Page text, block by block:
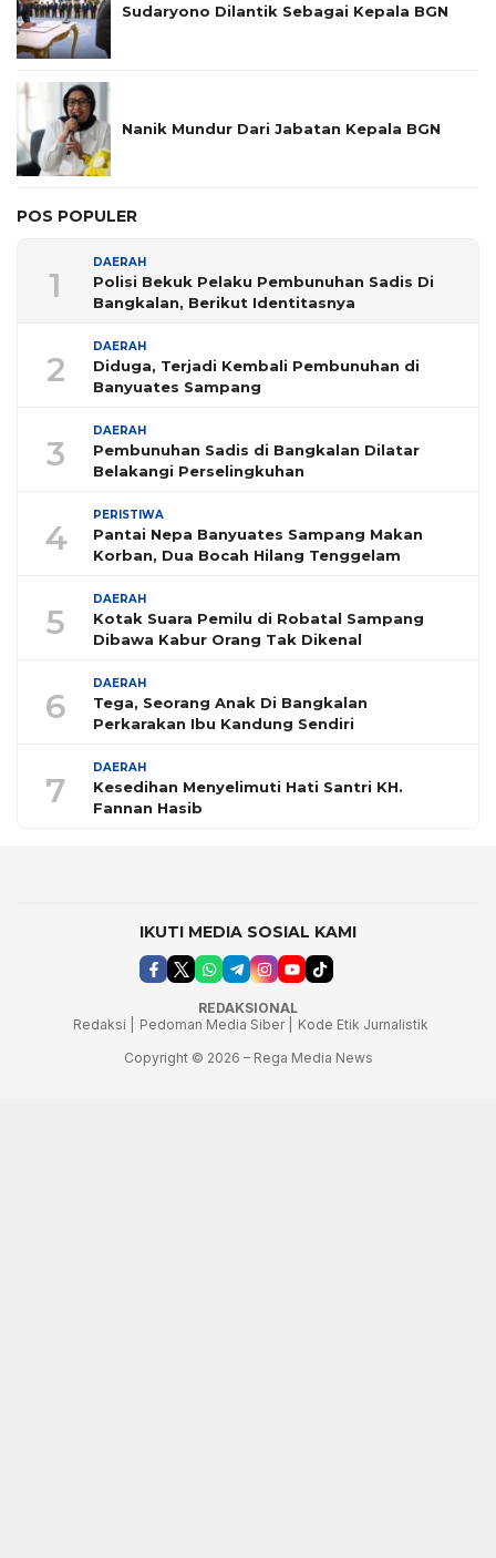
Sudaryono Dilantik Sebagai Kepala BGN
Nanik Mundur Dari Jabatan Kepala BGN
POS POPULER
1
DAERAH
Polisi Bekuk Pelaku Pembunuhan Sadis Di
Bangkalan, Berikut Identitasnya
2
DAERAH
Diduga, Terjadi Kembali Pembunuhan di
Banyuates Sampang
3
DAERAH
Pembunuhan Sadis di Bangkalan Dilatar
Belakangi Perselingkuhan
4
PERISTIWA
Pantai Nepa Banyuates Sampang Makan
Korban, Dua Bocah Hilang Tenggelam
5
DAERAH
Kotak Suara Pemilu di Robatal Sampang
Dibawa Kabur Orang Tak Dikenal
6
DAERAH
Tega, Seorang Anak Di Bangkalan
Perkarakan Ibu Kandung Sendiri
7
DAERAH
Kesedihan Menyelimuti Hati Santri KH.
Fannan Hasib
IKUTI MEDIA SOSIAL KAMI
REDAKSIONAL
Redaksi |
Pedoman Media Siber |
Kode Etik Jurnalistik
Copyright © 2026 – Rega Media News